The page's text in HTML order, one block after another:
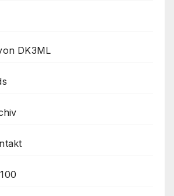
DK3ML